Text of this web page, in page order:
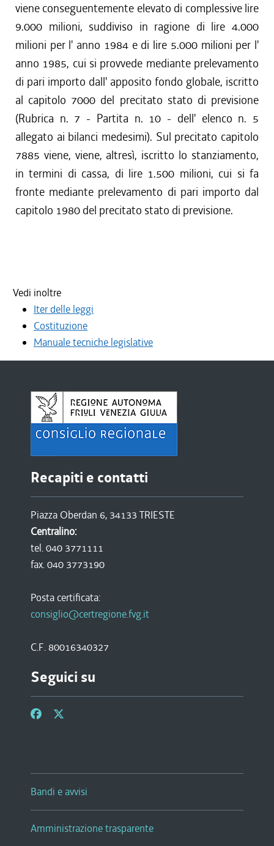
viene conseguentemente elevato di complessive lire
9.000 milioni, suddiviso in ragione di lire 4.000
milioni per l' anno 1984 e di lire 5.000 milioni per l'
anno 1985, cui si provvede mediante prelevamento
di pari importo dall' apposito fondo globale, iscritto
al capitolo 7000 del precitato stato di previsione
(Rubrica n. 7 - Partita n. 10 - dell' elenco n. 5
allegato ai bilanci medesimi). Sul precitato capitolo
7885 viene, viene, altresì, iscritto lo stanziamento,
in termini di cassa, di lire 1.500 milioni, cui si fa
fronte mediante prelevamento di pari importo dal
capitolo 1980 del precitato stato di previsione.
Vedi inoltre
Iter delle leggi
Costituzione
Manuale tecniche legislative
Recapiti e contatti
Piazza Oberdan 6, 34133 TRIESTE
Centralino:
tel. 040 3771111
fax. 040 3773190
Posta certificata:
consiglio@certregione.fvg.it
C.F. 80016340327
Seguici su
Bandi e avvisi
Amministrazione trasparente